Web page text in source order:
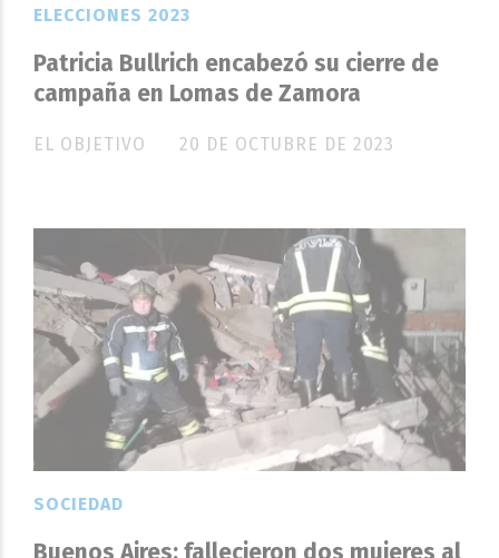
Patricia Bullrich encabezó su cierre de
campaña en Lomas de Zamora
EL OBJETIVO
ELECCIONES 2023
20 DE OCTUBRE DE 2023
Buenos Aires: fallecieron dos mujeres al
SOCIEDAD